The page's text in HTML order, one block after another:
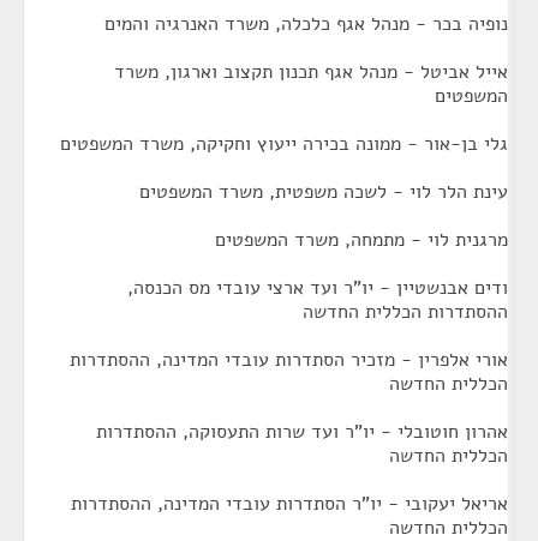
נופיה בכר - מנהל אגף כלכלה, משרד האנרגיה והמים
אייל אביטל - מנהל אגף תכנון תקצוב וארגון, משרד
המשפטים
גלי בן-אור - ממונה בכירה ייעוץ וחקיקה, משרד המשפטים
עינת הלר לוי - לשכה משפטית, משרד המשפטים
מרגנית לוי - מתמחה, משרד המשפטים
ודים אבנשטיין - יו"ר ועד ארצי עובדי מס הכנסה,
ההסתדרות הכללית החדשה
אורי אלפרין - מזכיר הסתדרות עובדי המדינה, ההסתדרות
הכללית החדשה
אהרון חוטובלי - יו"ר ועד שרות התעסוקה, ההסתדרות
הכללית החדשה
אריאל יעקובי - יו"ר הסתדרות עובדי המדינה, ההסתדרות
הכללית החדשה